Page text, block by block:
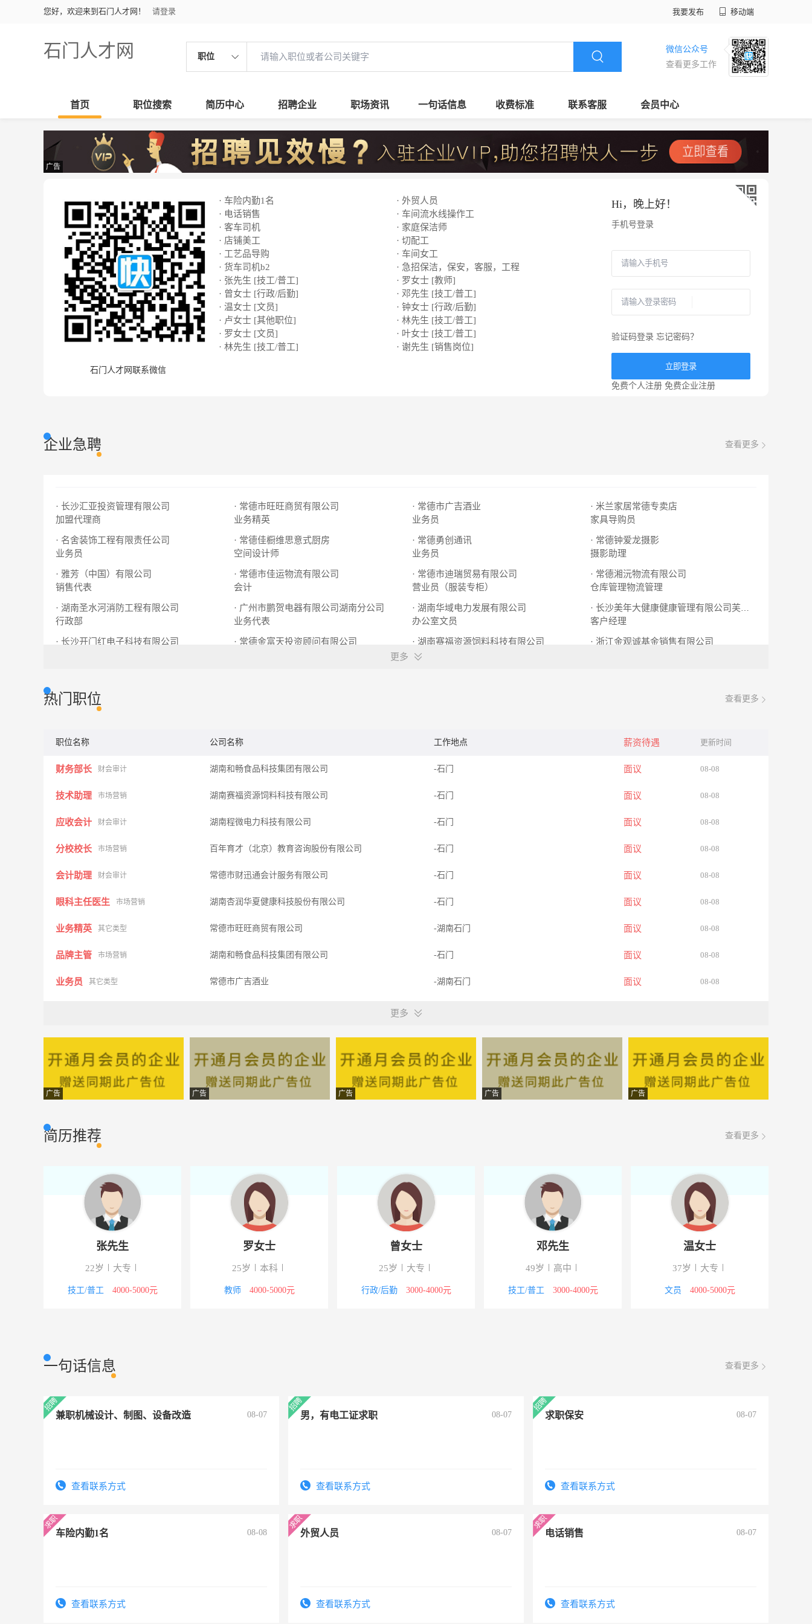
您好，欢迎来到石门人才网！ 请登录 我要发布 移动端
石门人才网 职位
微信公众号
查看更多工作
首页 职位搜索 简历中心 招聘企业 职场资讯 一句话信息 收费标准 联系客服 会员中心
广告
石门人才网联系微信
· 车险内勤1名
· 外贸人员
· 电话销售
· 车间流水线操作工
· 客车司机
· 家庭保洁师
· 店铺美工
· 切配工
· 工艺品导购
· 车间女工
· 货车司机b2
· 急招保洁，保安，客服，工程
· 张先生 [技工/普工]
· 罗女士 [教师]
· 曾女士 [行政/后勤]
· 邓先生 [技工/普工]
· 温女士 [文员]
· 钟女士 [行政/后勤]
· 卢女士 [其他职位]
· 林先生 [技工/普工]
· 罗女士 [文员]
· 叶女士 [技工/普工]
· 林先生 [技工/普工]
· 谢先生 [销售岗位]
Hi， 晚上好！
手机号登录
验证码登录 忘记密码？
立即登录
免费个人注册 免费企业注册
企业急聘 查看更多
· 长沙汇亚投资管理有限公司
加盟代理商
· 常德市旺旺商贸有限公司
业务精英
· 常德市广吉酒业
业务员
· 米兰家居常德专卖店
家具导购员
· 名舍装饰工程有限责任公司
业务员
· 常德佳橱维思意式厨房
空间设计师
· 常德勇创通讯
业务员
· 常德钟爱龙摄影
摄影助理
· 雅芳（中国）有限公司
销售代表
· 常德市佳运物流有限公司
会计
· 常德市迪瑞贸易有限公司
营业员（服装专柜）
· 常德湘沅物流有限公司
仓库管理物流管理
· 湖南圣水河消防工程有限公司
行政部
· 广州市鹏贺电器有限公司湖南分公司
业务代表
· 湖南华域电力发展有限公司
办公室文员
· 长沙美年大健康健康管理有限公司芙蓉门诊部
客户经理
· 长沙开门红电子科技有限公司
· 常德金富天投资顾问有限公司
· 湖南赛福资源饲料科技有限公司
技术助理
· 浙江金观诚基金销售有限公司
更多
热门职位 查看更多
职位名称 公司名称 工作地点 薪资待遇 更新时间
财务部长 财会审计 湖南和畅食品科技集团有限公司 -石门 面议 08-08
技术助理 市场营销 湖南赛福资源饲料科技有限公司 -石门 面议 08-08
应收会计 财会审计 湖南程微电力科技有限公司 -石门 面议 08-08
分校校长 市场营销 百年育才（北京）教育咨询股份有限公司 -石门 面议 08-08
会计助理 财会审计 常德市财迅通会计服务有限公司 -石门 面议 08-08
眼科主任医生 市场营销 湖南杏润华夏健康科技股份有限公司 -石门 面议 08-08
业务精英 其它类型 常德市旺旺商贸有限公司 -湖南石门 面议 08-08
品牌主管 市场营销 湖南和畅食品科技集团有限公司 -石门 面议 08-08
业务员 其它类型 常德市广吉酒业 -湖南石门 面议 08-08
产品研发工程师 其他类型 湖南特力液压有限公司 -石门 面议 08-08
销售主管 市场营销 长沙梵净环保科技有限公司 -石门 面议 08-08
办公室文员
行政助理 电脑网络 联嘉机械有限公司 -石门 08-08
客户经理 市场营销 通标标准技术服务有限公司长沙分公司 08-08
市场营销 湖南巴克医疗科技有限公司 08-08
新媒体运营 市场营销 湖南三只羊信息科技有限公司 08-08
更多
广告 广告 广告 广告 广告
简历推荐 查看更多
张先生
22岁 大专
技工/普工 4000-5000元
罗女士
25岁 本科
教师 4000-5000元
曾女士
25岁 大专
行政/后勤 3000-4000元
邓先生
49岁 高中
技工/普工 3000-4000元
温女士
37岁 大专
文员 4000-5000元
一句话信息 查看更多
兼职机械设计、制图、设备改造 08-07
查看联系方式
男，有电工证求职 08-07
查看联系方式
求职保安 08-07
查看联系方式
车险内勤1名 08-08
查看联系方式
外贸人员 08-07
查看联系方式
电话销售 08-07
查看联系方式